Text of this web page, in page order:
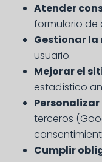
Atender
formulario
Gestionar
usuario.
Mejorar el
estadístico
terceros
Cumplir